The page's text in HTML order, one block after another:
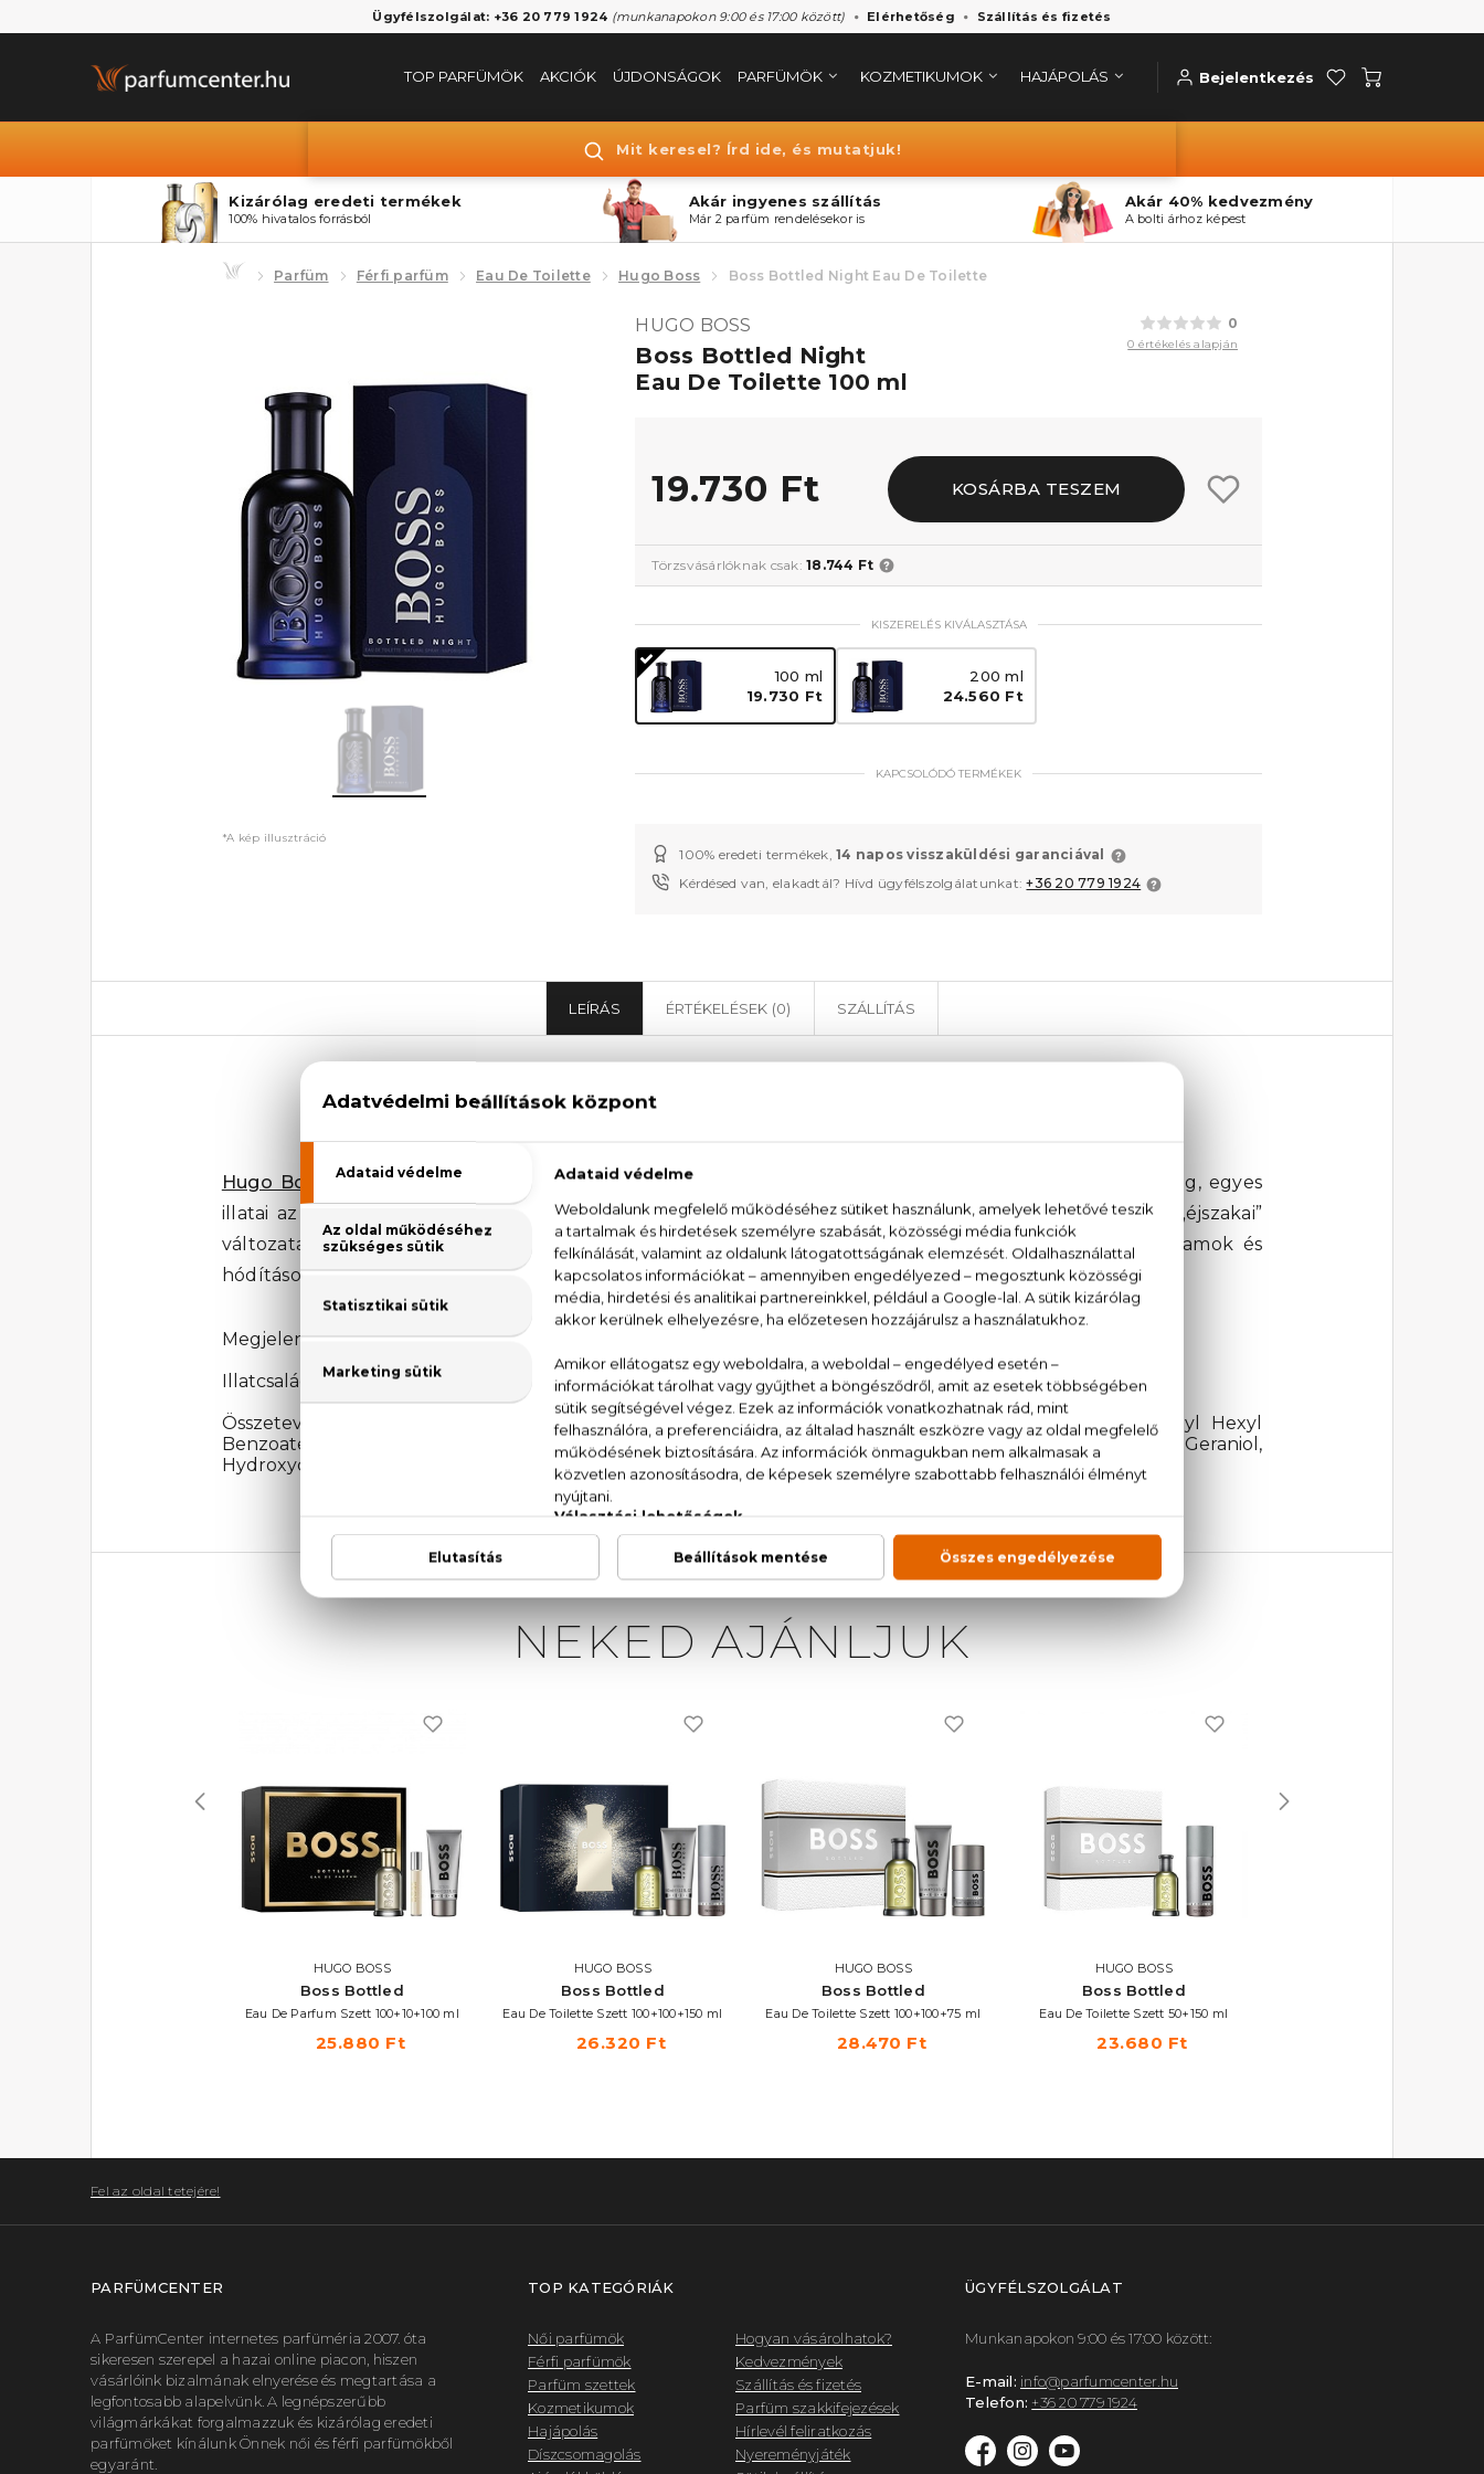
Ügyfélszolgálat: +36 20 779 1924 (munkanapokon 9:00 és 17:00 között) Elérhetőség Szállítás és fizetés
TOP PARFÜMÖK AKCIÓK ÚJDONSÁGOK PARFÜMÖK KOZMETIKUMOK HAJÁPOLÁS Bejelentkezés
Mit keresel? Írd ide, és mutatjuk!
Kizárólag eredeti termékek
100% hivatalos forrásból
Akár ingyenes szállítás
Már 2 parfüm rendelésekor is
Akár 40% kedvezmény
A bolti árhoz képest
Parfüm Férfi parfüm Eau De Toilette Hugo Boss Boss Bottled Night Eau De Toilette
*A kép illusztráció
0
0 értékelés alapján
HUGO BOSS
Boss Bottled Night
Eau De Toilette 100 ml
19.730 Ft KOSÁRBA TESZEM
Törzsvásárlóknak csak:18.744 Ft
KISZERELÉS KIVÁLASZTÁSA
100 ml
19.730 Ft
200 ml
24.560 Ft
KAPCSOLÓDÓ TERMÉKEK
100% eredeti termékek,14 napos visszaküldési garanciával
Kérdésed van, elakadtál? Hívd ügyfélszolgálatunkat:+36 20 779 1924
LEÍRÁS ÉRTÉKELÉSEK (0) SZÁLLÍTÁS
Hugo Boss a férfiak kedvence, nem véletlenül: a legnépszerűbb
álmodta meg, egyes
illatai az eladási listákat vezeti jó pár éve. ABoss Bottled Night parfüma nagysikerű Boss Bottled
„éjszakai”
változata. Nyírfa, levendula, ibolya és fás jegyek: erősebb, mélyebb akkordjai miatt az éjszakai programok és
hódítások elengedhetetlen kelléke aBoss Bottled Night.
Megjelenési év: 2010
Illatcsalád: Fás-aromás
Összetevők: Alcohol Denat., Water / Aqua, Parfum/Fragrance, Octinoxate, Diethylamino Hydroxybenzoyl Hexyl
Benzoate, Propylene Glycol, BHT, Methylparaben, Limonene, Alpha-Isomethyl Ionone, Lyral, Linalool, Citral, Geraniol,
Hydroxycitronellal, Eugenol, Citronellol, Acid Violet 43, CI 14700
NEKED AJÁNLJUK
HUGO BOSS
Boss Bottled
Eau De Parfum Szett 100+10+100 ml
25.880 Ft
HUGO BOSS
Boss Bottled
Eau De Toilette Szett 100+100+150 ml
26.320 Ft
HUGO BOSS
Boss Bottled
Eau De Toilette Szett 100+100+75 ml
28.470 Ft
HUGO BOSS
Boss Bottled
Eau De Toilette Szett 50+150 ml
23.680 Ft
Fel az oldal tetejére!
PARFÜMCENTER
A ParfümCenter internetes parfüméria 2007. óta
sikeresen szerepel a hazai online piacon, hiszen
vásárlóink bizalmának elnyerése és megtartása a
legfontosabb alapelvünk. A legnépszerűbb
világmárkákat forgalmazzuk és kizárólag eredeti
parfümöket kínálunk Önnek női és férfi parfümökből
egyaránt.
TOP KATEGÓRIÁK
Női parfümök
Férfi parfümök
Parfüm szettek
Kozmetikumok
Hajápolás
Díszcsomagolás
Hogyan vásárolhatok?
Kedvezmények
Szállítás és fizetés
Parfüm szakkifejezések
Hírlevél feliratkozás
Nyereményjáték
ÜGYFÉLSZOLGÁLAT
Munkanapokon 9:00 és 17:00 között:
E-mail: info@parfumcenter.hu
Telefon: +36 20 779 1924